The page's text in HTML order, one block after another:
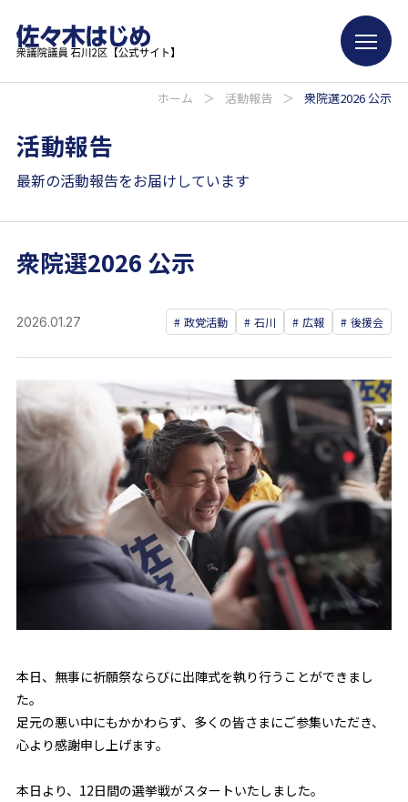
ホーム ＞ 活動報告 ＞ 衆院選2026 公示
活動報告
最新の活動報告をお届けしています
衆院選2026 公示
2026.01.27 政党活動 石川 広報 後援会
本日、無事に祈願祭ならびに出陣式を執り行うことができまし
た。
足元の悪い中にもかかわらず、多くの皆さまにご参集いただき、
心より感謝申し上げます。
本日より、12日間の選挙戦がスタートいたしました。